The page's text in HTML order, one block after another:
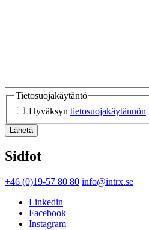
Tietosuojakäytäntö
Hyväksyn tietosuojakäytännön
Sidfot
+46 (0)19-57 80 80 info@intrx.se
Linkedin
Facebook
Instagram